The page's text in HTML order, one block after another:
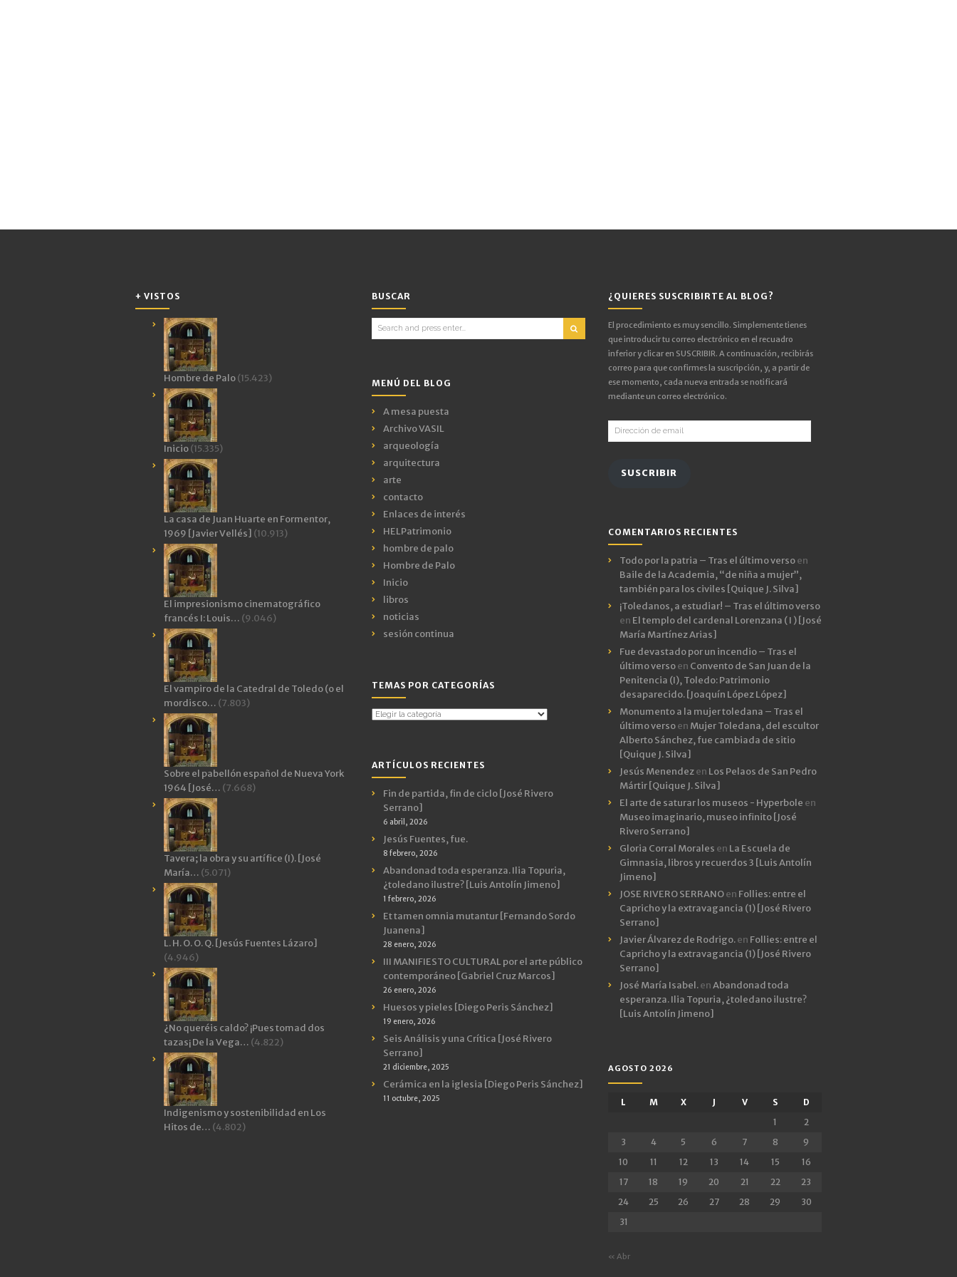
+ VISTOS
Hombre de Palo(15.423)
Inicio(15.335)
La casa de Juan Huarte en Formentor,
1969 [Javier Vellés] (10.913)
El impresionismo cinematográfico
francés I: Louis… (9.046)
El vampiro de la Catedral de Toledo (o el
mordisco… (7.803)
Sobre el pabellón español de Nueva York
1964 [José… (7.668)
Tavera; la obra y su artífice (I). [José
María… (5.071)
L. H. O. O. Q. [Jesús Fuentes Lázaro]
(4.946)
¿No queréis caldo? ¡Pues tomad dos
tazas¡ De la Vega… (4.822)
Indigenismo y sostenibilidad en Los
Hitos de… (4.802)
BUSCAR
Search
for:
MENÚ DEL BLOG
A mesa puesta
Archivo VASIL
arqueología
arquitectura
arte
contacto
Enlaces de interés
HELPatrimonio
hombre de palo
Hombre de Palo
Inicio
libros
noticias
sesión continua
TEMAS POR CATEGORÍAS
Temas
ARTÍCULOS RECIENTES
Fin de partida, fin de ciclo [José Rivero
Serrano]
6 abril, 2026
Jesús Fuentes, fue.
8 febrero, 2026
Abandonad toda esperanza. Ilia Topuria,
¿toledano ilustre? [Luis Antolín Jimeno]
1 febrero, 2026
Et tamen omnia mutantur [Fernando Sordo
Juanena]
28 enero, 2026
III MANIFIESTO CULTURAL por el arte público
contemporáneo [Gabriel Cruz Marcos]
26 enero, 2026
Huesos y pieles [Diego Peris Sánchez]
19 enero, 2026
Seis Análisis y una Crítica [José Rivero
Serrano]
21 diciembre, 2025
Cerámica en la iglesia [Diego Peris Sánchez]
11 octubre, 2025
¿QUIERES SUSCRIBIRTE AL BLOG?
El procedimiento es muy sencillo. Simplemente tienes
que introducir tu correo electrónico en el recuadro
inferior y clicar en SUSCRIBIR. A continuación, recibirás
correo para que confirmes la suscripción, y, a partir de
ese momento, cada nueva entrada se notificará
mediante un correo electrónico.
Dirección
de
SUSCRIBIR
COMENTARIOS RECIENTES
Todo por la patria – Tras el último versoen
Baile de la Academia, “de niña a mujer”,
también para los civiles [Quique J. Silva]
¡Toledanos, a estudiar! – Tras el último verso
en El templo del cardenal Lorenzana ( I ) [José
María Martínez Arias]
Fue devastado por un incendio – Tras el
último versoen Convento de San Juan de la
Penitencia (I), Toledo: Patrimonio
desaparecido. [Joaquín López López]
Monumento a la mujer toledana – Tras el
último versoen Mujer Toledana, del escultor
Alberto Sánchez, fue cambiada de sitio
[Quique J. Silva]
Jesús Menendezen Los Pelaos de San Pedro
Mártir [Quique J. Silva]
El arte de saturar los museos - Hyperbole en
Museo imaginario, museo infinito [José
Rivero Serrano]
Gloria Corral Morales en La Escuela de
Gimnasia, libros y recuerdos 3 [Luis Antolín
Jimeno]
JOSE RIVERO SERRANOen Follies: entre el
Capricho y la extravagancia (1) [José Rivero
Serrano]
Javier Álvarez de Rodrigo.en Follies: entre el
Capricho y la extravagancia (1) [José Rivero
Serrano]
José María Isabel.enAbandonad toda
esperanza. Ilia Topuria, ¿toledano ilustre?
[Luis Antolín Jimeno]
AGOSTO 2026
L M X J V S
D
1
2
3
4 5 6 7 8
9
10
11 12 13 14 15
16
17
18 19 20 21 22
23
24
25 26 27 28 29
30
31
« Abr